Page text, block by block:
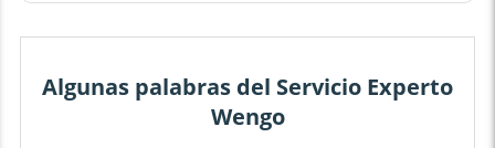
Algunas palabras del Servicio Experto
Wengo